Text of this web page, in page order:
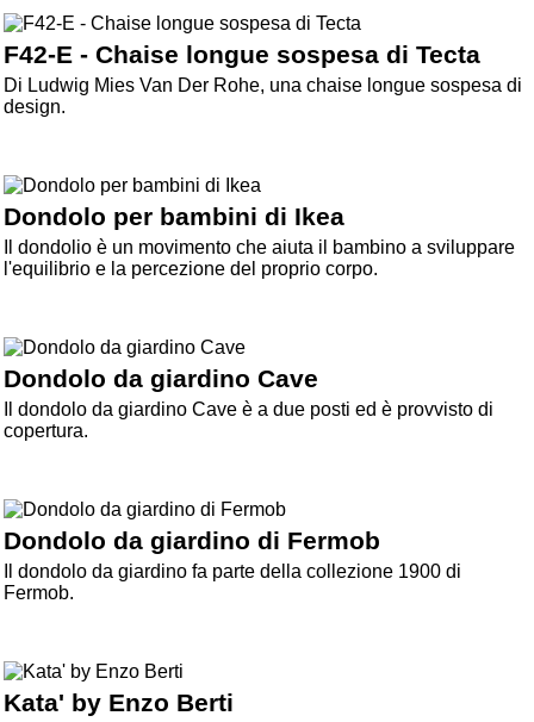
F42-E - Chaise longue sospesa di Tecta
Di Ludwig Mies Van Der Rohe, una chaise longue sospesa di
design.
Dondolo per bambini di Ikea
Il dondolio è un movimento che aiuta il bambino a sviluppare
l'equilibrio e la percezione del proprio corpo.
Dondolo da giardino Cave
Il dondolo da giardino Cave è a due posti ed è provvisto di
copertura.
Dondolo da giardino di Fermob
Il dondolo da giardino fa parte della collezione 1900 di
Fermob.
Kata' by Enzo Berti